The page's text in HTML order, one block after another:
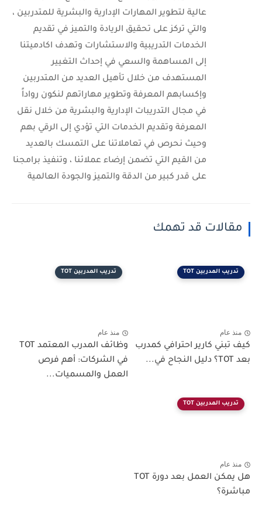
عالية لتطوير المهارات الإدارية والبشرية للمتدربين ،
والتي تركز على تحقيق الريادة والتميز في تقديم
الخدمات التدريبية والاستشارات وتهدف اكادميتنا
إلى المساهمة والسعي في إحداث التغيير
المستهدف من خلال تأهيل العديد من المتدربين
وإكسابهم المعرفة وتطوير مهاراتهم لنكون رواداً
في مجال التدريبات الإدارية والبشرية من خلال نقل
المعرفة وتقديم الخدمات التي تؤدي إلى الرقي بهم
وحيث نحرص في تعاملاتنا على التمسك بالعديد
من القيم التي تضمن إرضاء عملائنا ، وتنفيذ برامجنا
على قدر كبير من الدقة والتميز والجودة العالمية
مقالات قد تهمك
تدريب المدربين TOT
منذ عام
كيف تبني كارير احترافي كمدرب
بعد TOT؟ دليل النجاح في...
تدريب المدربين TOT
منذ عام
وظائف المدرب المعتمد TOT
في الشركات: أهم فرص
العمل والمسميات...
تدريب المدربين TOT
منذ عام
هل يمكن العمل بعد دورة TOT
مباشرة؟